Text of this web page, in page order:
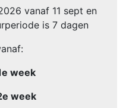
vanaf 11 sept en
is 7 dagen
week
week